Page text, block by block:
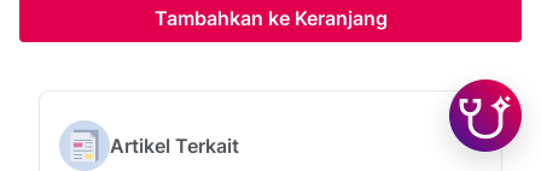
Tambahkan ke Keranjang
Artikel Terkait